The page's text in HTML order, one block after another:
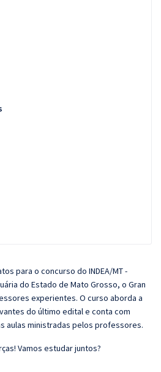
para o concurso do INDEA/MT -
do Estado de Mato Grosso, o Gran
experientes. O curso aborda a
do último edital e conta com
aulas ministradas pelos professores.
Vamos estudar juntos?